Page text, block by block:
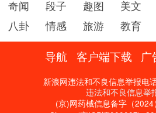
奇闻 段子 趣图 美文
八卦
情感 旅游 教育
导航 客户端下载 广
新浪网违法和不良信息举报电
违法和不良信息举
(京)网药械信息备字（